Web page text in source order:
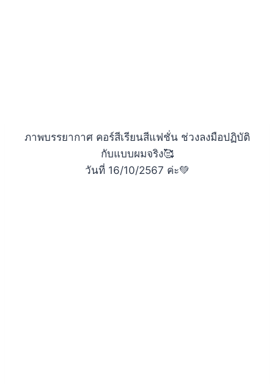
ภาพบรรยากาศ คอร์สีเรียนสีแฟชั่น ช่วงลงมือปฏิบัติ
กับแบบผมจริง🥰
วันที่ 16/10/2567 ค่ะ💚